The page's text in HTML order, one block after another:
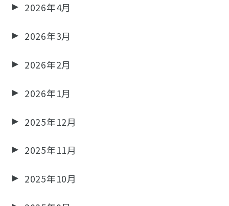
2026年4月
2026年3月
2026年2月
2026年1月
2025年12月
2025年11月
2025年10月